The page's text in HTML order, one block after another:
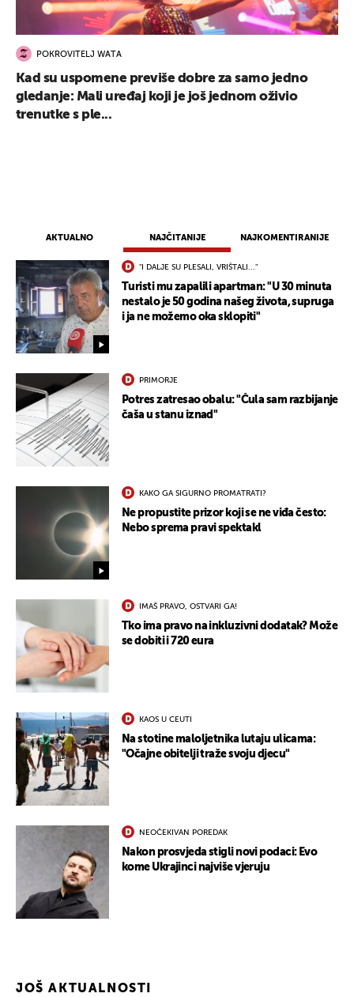
AKTUALNO NAJČITANIJE NAJKOMENTIRANIJE
"I DALJE SU PLESALI, VRIŠTALI..."
Turisti mu zapalili apartman: "U 30 minuta
nestalo je 50 godina našeg života, supruga
i ja ne možemo oka sklopiti"
PRIMORJE
Potres zatresao obalu: "Čula sam razbijanje
čaša u stanu iznad"
KAKO GA SIGURNO PROMATRATI?
Ne propustite prizor koji se ne viđa često:
Nebo sprema pravi spektakl
IMAŠ PRAVO, OSTVARI GA!
Tko ima pravo na inkluzivni dodatak? Može
se dobiti i 720 eura
KAOS U CEUTI
Na stotine maloljetnika lutaju ulicama:
"Očajne obitelji traže svoju djecu"
NEOČEKIVAN POREDAK
Nakon prosvjeda stigli novi podaci: Evo
kome Ukrajinci najviše vjeruju
JOŠ AKTUALNOSTI
POKROVITELJ WATA
Kad su uspomene previše dobre za samo jedno
gledanje: Mali uređaj koji je još jednom oživio
trenutke s ple...